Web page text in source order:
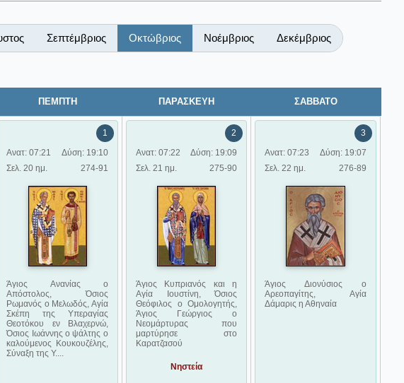
Σεπτέμβριος Οκτώβριος Νοέμβριος Δεκέμβριος
ΠΕΜΠΤΗ ΠΑΡΑΣΚΕΥΗ ΣΑΒΒΑΤΟ
1
Ανατ: 07:21
Δύση: 19:10
Σελ. 20 ημ.
274-91
Άγιος Ανανίας ο
Απόστολος, Όσιος
Ρωμανός ο Μελωδός, Αγία
Σκέπη της Υπεραγίας
Θεοτόκου εν Βλαχερνώ,
Όσιος Ιωάννης ο ψάλτης ο
καλούμενος Κουκουζέλης,
Σύναξη της Υ....
2
Ανατ: 07:22
Δύση: 19:09
Σελ. 21 ημ.
275-90
Άγιος Κυπριανός και η
Αγία Ιουστίνη, Όσιος
Θεόφιλος ο Ομολογητής,
Άγιος Γεώργιος ο
Νεομάρτυρας που
μαρτύρησε στο
Καρατζασού
Νηστεία
3
Ανατ: 07:23
Δύση: 19:07
Σελ. 22 ημ.
276-89
Άγιος Διονύσιος ο
Αρεοπαγίτης, Αγία
Δάμαρις η Αθηναία